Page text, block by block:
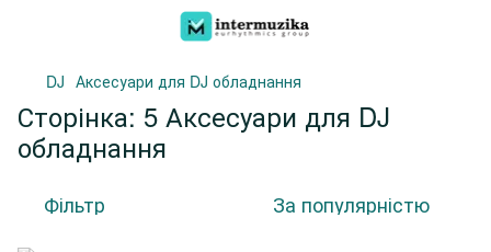
DJ Аксесуари для DJ обладнання
Сторінка: 5 Аксесуари для DJ
обладнання
Фільтр За популярністю